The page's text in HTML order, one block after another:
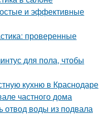
и эффективные
проверенные
для пола, чтобы
кухню в Краснодаре
частного дома
отвод воды из подвала